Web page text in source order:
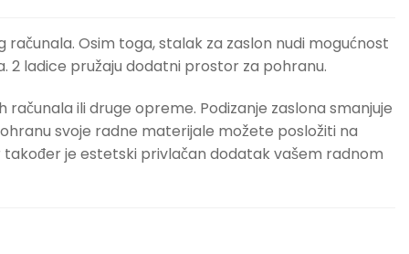
Osim toga, stalak za zaslon nudi mogućnost
ladice pružaju dodatni prostor za pohranu.
ili druge opreme. Podizanje zaslona smanjuje
svoje radne materijale možete posložiti na
je estetski privlačan dodatak vašem radnom